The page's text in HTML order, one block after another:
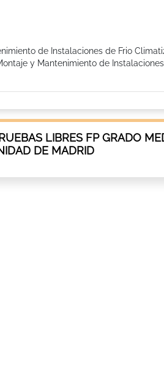
de Instalaciones de Frio
y Mantenimiento de
LIBRES FP GRADO
DE MADRID